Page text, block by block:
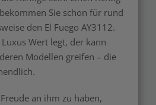
Sie schon für rund
den El Fuego AY3112.
Wert legt, der kann
Modellen greifen – die
an ihm zu haben,